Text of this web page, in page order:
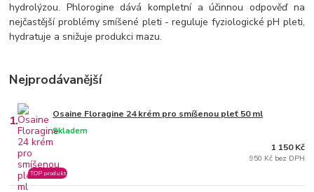
hydrolýzou. Phlorogine dává kompletní a účinnou odpověď na
nejčastější problémy smíšené pleti - reguluje fyziologické pH pleti,
hydratuje a snižuje produkci mazu.
Nejprodávanější
1. Osaine Floragine 24 krém pro smíšenou pleť 50 ml
Skladem
TOP produkt
1 150 Kč
950 Kč bez DPH